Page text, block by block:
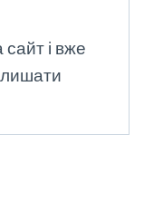
сайт і вже